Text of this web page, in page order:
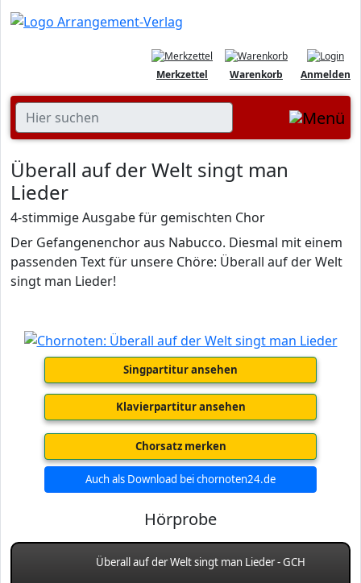
Anmelden
Warenkorb
Merkzettel
Überall auf der Welt singt man
Lieder
4-stimmige Ausgabe für gemischten Chor
Der Gefangenenchor aus Nabucco. Diesmal mit einem
passenden Text für unsere Chöre: Überall auf der Welt
singt man Lieder!
Singpartitur ansehen
Klavierpartitur ansehen
Chorsatz merken
Auch als Download bei chornoten24.de
Hörprobe
Überall auf der Welt singt man Lieder - GCH